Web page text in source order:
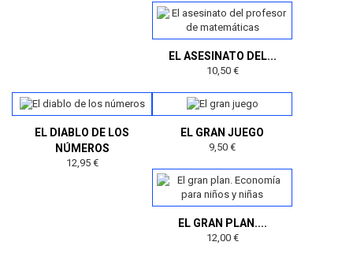
EL ASESINATO DEL...
10,50 €
EL DIABLO DE LOS
NÚMEROS
12,95 €
EL GRAN JUEGO
9,50 €
EL GRAN PLAN....
12,00 €